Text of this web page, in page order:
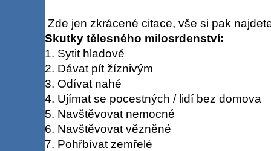
Zde jen zkrácené citace, vše si pak
Skutky tělesného milosrdenství:
1. Sytit hladové
2. Dávat pít žíznivým
3. Odívat nahé
4. Ujímat se pocestných / lidí bez domova
5. Navštěvovat nemocné
6. Navštěvovat vězněné
7. Pohřbívat zemřelé